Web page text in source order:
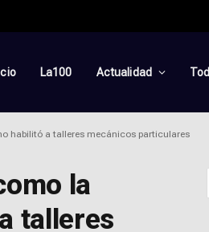
La100 Actualidad
habilitó a talleres mecánicos particulares
la
talleres